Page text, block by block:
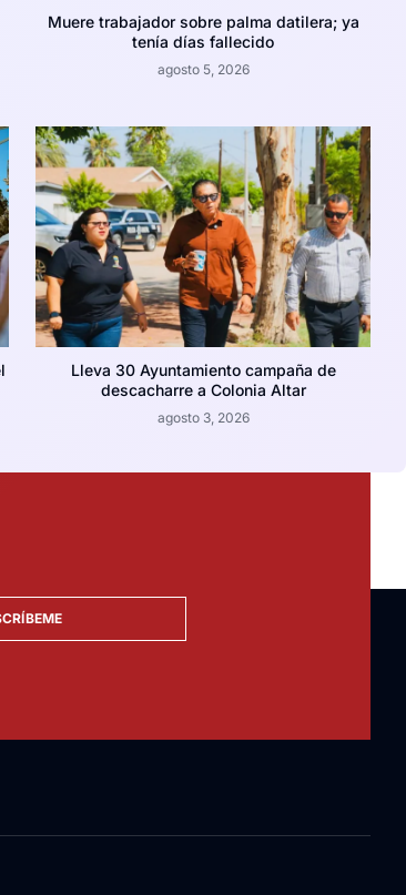
Muere trabajador sobre palma datilera; ya
tenía días fallecido
agosto 5, 2026
Lleva 30 Ayuntamiento campaña de
descacharre a Colonia Altar
agosto 3, 2026